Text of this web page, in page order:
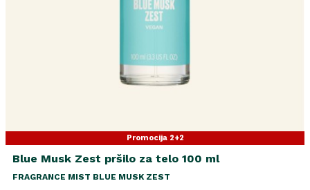
Promocija 2+2
Blue Musk Zest pršilo za telo 100 ml
FRAGRANCE MIST BLUE MUSK ZEST